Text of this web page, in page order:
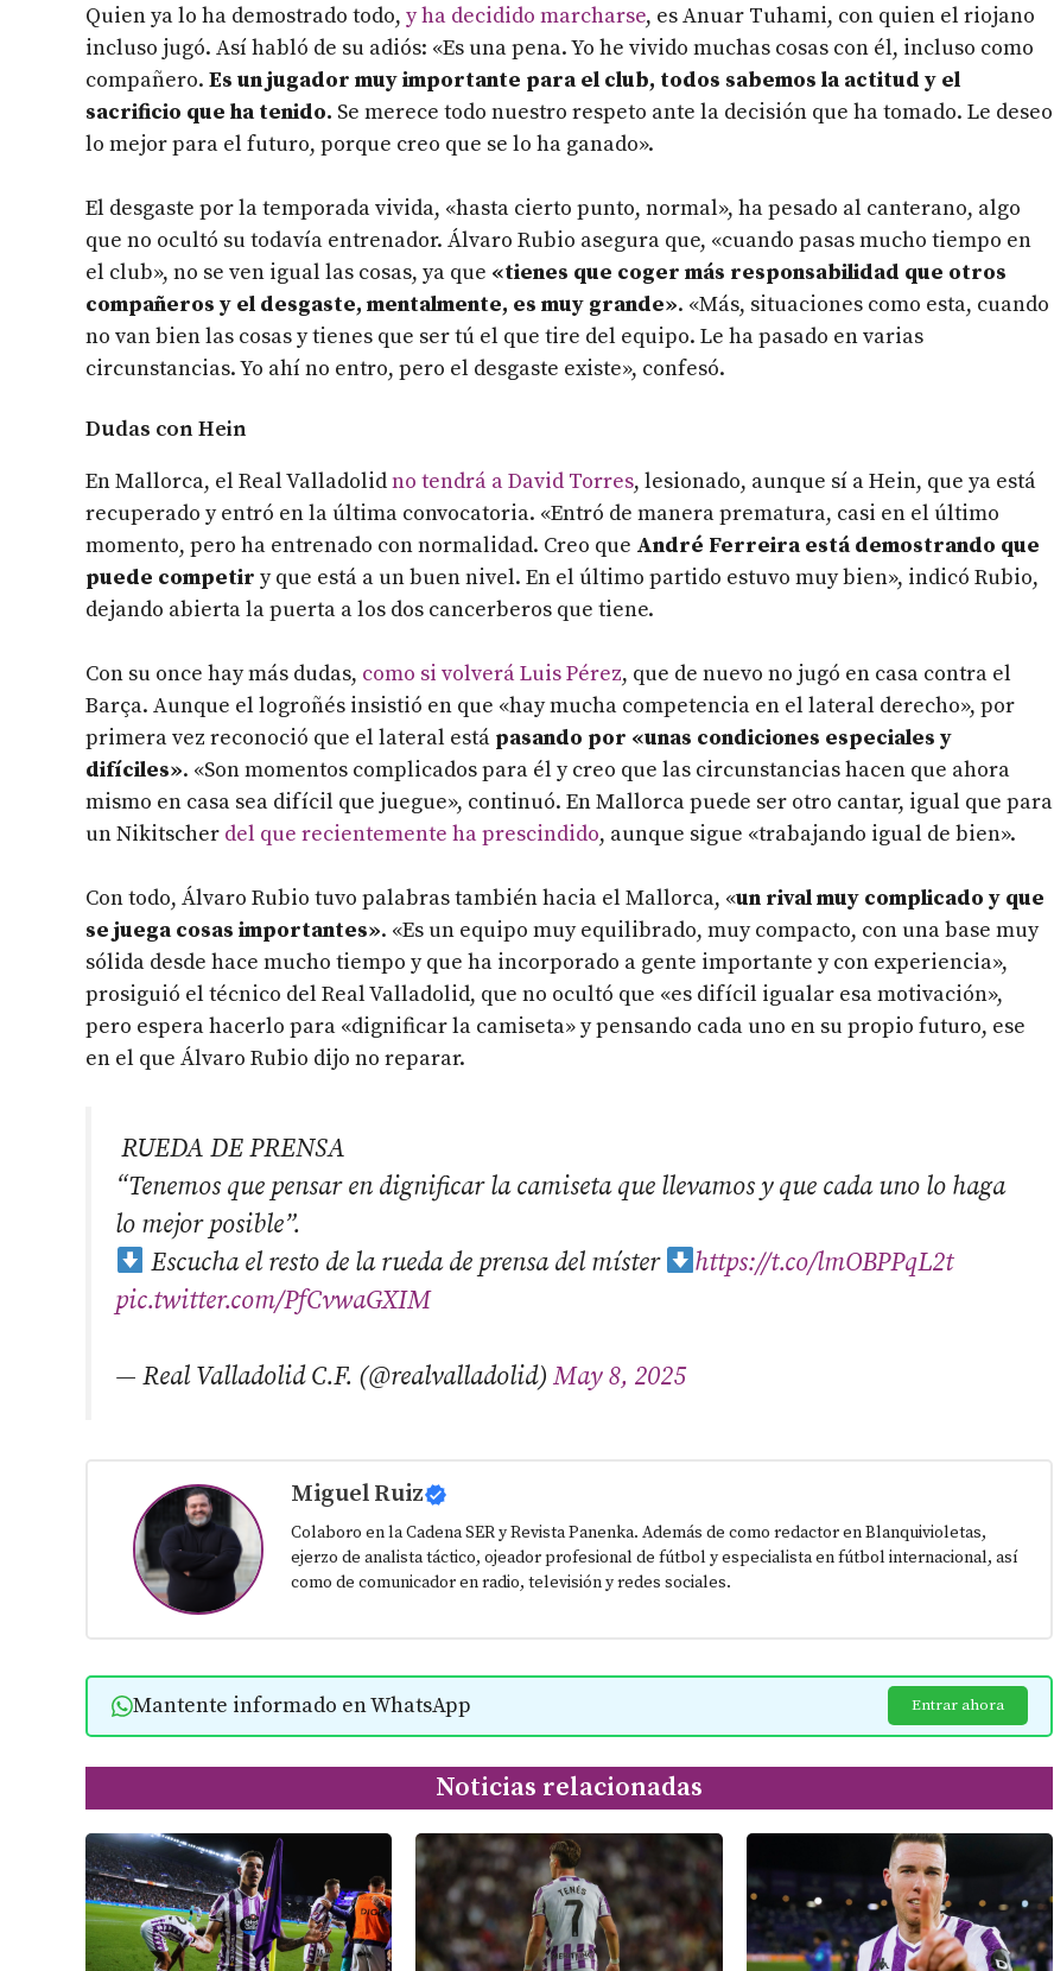
Quien ya lo ha demostrado todo, y ha decidido marcharse, es Anuar Tuhami, con quien el riojano
incluso jugó. Así habló de su adiós: «Es una pena. Yo he vivido muchas cosas con él, incluso como
compañero. Es un jugador muy importante para el club, todos sabemos la actitud y el
sacrificio que ha tenido. Se merece todo nuestro respeto ante la decisión que ha tomado. Le deseo
lo mejor para el futuro, porque creo que se lo ha ganado».
El desgaste por la temporada vivida, «hasta cierto punto, normal», ha pesado al canterano, algo
que no ocultó su todavía entrenador. Álvaro Rubio asegura que, «cuando pasas mucho tiempo en
el club», no se ven igual las cosas, ya que «tienes que coger más responsabilidad que otros
compañeros y el desgaste, mentalmente, es muy grande». «Más, situaciones como esta, cuando
no van bien las cosas y tienes que ser tú el que tire del equipo. Le ha pasado en varias
circunstancias. Yo ahí no entro, pero el desgaste existe», confesó.
Dudas con Hein
En Mallorca, el Real Valladolidno tendrá a David Torres, lesionado, aunque sí a Hein, que ya está
recuperado y entró en la última convocatoria. «Entró de manera prematura, casi en el último
momento, pero ha entrenado con normalidad. Creo que André Ferreira está demostrando que
puede competir y que está a un buen nivel. En el último partido estuvo muy bien», indicó Rubio,
dejando abierta la puerta a los dos cancerberos que tiene.
Con su once hay más dudas, como si volverá Luis Pérez, que de nuevo no jugó en casa contra el
Barça. Aunque el logroñés insistió en que «hay mucha competencia en el lateral derecho», por
primera vez reconoció que el lateral está pasando por «unas condiciones especiales y
difíciles». «Son momentos complicados para él y creo que las circunstancias hacen que ahora
mismo en casa sea difícil que juegue», continuó. En Mallorca puede ser otro cantar, igual que para
un Nikitscher del que recientemente ha prescindido, aunque sigue «trabajando igual de bien».
Con todo, Álvaro Rubio tuvo palabras también hacia el Mallorca, «un rival muy complicado y que
se juega cosas importantes». «Es un equipo muy equilibrado, muy compacto, con una base muy
sólida desde hace mucho tiempo y que ha incorporado a gente importante y con experiencia»,
prosiguió el técnico del Real Valladolid, que no ocultó que «es difícil igualar esa motivación»,
pero espera hacerlo para «dignificar la camiseta» y pensando cada uno en su propio futuro, ese
en el que Álvaro Rubio dijo no reparar.
️ RUEDA DE PRENSA
“Tenemos que pensar en dignificar la camiseta que llevamos y que cada uno lo haga
lo mejor posible”.
Escucha el resto de la rueda de prensa del míster
https://t.co/lmOBPPqL2t
pic.twitter.com/PfCvwaGXIM
— Real Valladolid C.F. (@realvalladolid) May 8, 2025
Miguel Ruiz
Colaboro en la Cadena SER y Revista Panenka. Además de como redactor en Blanquivioletas,
ejerzo de analista táctico, ojeador profesional de fútbol y especialista en fútbol internacional, así
como de comunicador en radio, televisión y redes sociales.
Mantente informado en WhatsApp Entrar ahora
Noticias relacionadas